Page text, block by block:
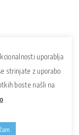
uporablja
strinjate z uporabo
boste našli na